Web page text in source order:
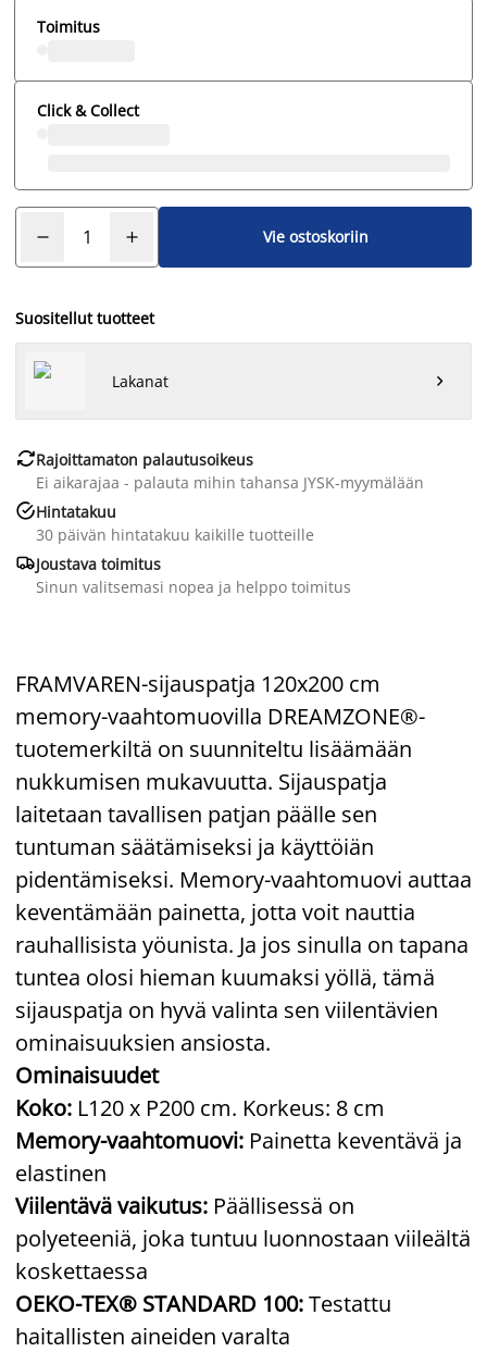
Toimitus
Click & Collect
Vie ostoskoriin
Suositellut tuotteet
Lakanat 
Rajoittamaton palautusoikeus
Ei aikarajaa - palauta mihin tahansa JYSK-myymälään
Hintatakuu
30 päivän hintatakuu kaikille tuotteille
Joustava toimitus
Sinun valitsemasi nopea ja helppo toimitus
FRAMVAREN-sijauspatja 120x200 cm
memory-vaahtomuovilla DREAMZONE®-
tuotemerkiltä on suunniteltu lisäämään
nukkumisen mukavuutta. Sijauspatja
laitetaan tavallisen patjan päälle sen
tuntuman säätämiseksi ja käyttöiän
pidentämiseksi. Memory-vaahtomuovi auttaa
keventämään painetta, jotta voit nauttia
rauhallisista yöunista. Ja jos sinulla on tapana
tuntea olosi hieman kuumaksi yöllä, tämä
sijauspatja on hyvä valinta sen viilentävien
ominaisuuksien ansiosta.
Ominaisuudet
Koko: L120 x P200 cm. Korkeus: 8 cm
Memory-vaahtomuovi: Painetta keventävä ja
elastinen
Viilentävä vaikutus: Päällisessä on
polyeteeniä, joka tuntuu luonnostaan viileältä
koskettaessa
OEKO-TEX® STANDARD 100:Testattu
haitallisten aineiden varalta